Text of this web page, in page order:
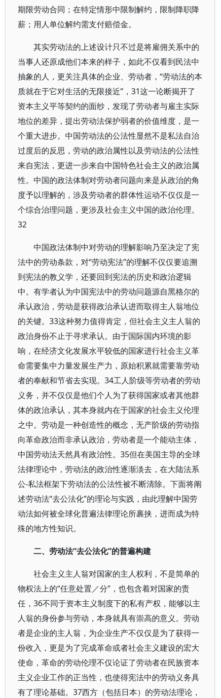
期限劳动合同；在特定情形中限制解约，限制降职降
薪；用人单位解约需支付赔偿金。
其实劳动法的上述设计只不过是将雇佣关系中的
当事人还原成他们本来的样子，如此不仅看到民法中
抽象的人，更关注具体的企业、劳动者，“劳动法的本
质就在于它对生活的无限接近”，31这一论断揭开了
资本主义平等契约的面纱，发现了劳动者与雇主实际
地位的差异，提出劳动法保护弱者的价值维度，是一
个重大进步。中国劳动法的公法性显然不是私法自治
过度后的反思，劳动的政治属性以及劳动法的公法性
来自宪法，更进一步来自中国特色社会主义的政治属
性。中国的政法体制对劳动者问题向来是从政治的角
度予以理解的，涉及劳动者的群体性运动不仅仅是一
个综合治理问题，更涉及社会主义中国的政治伦理。
32
中国政法体制中对劳动的理解影响乃至决定了宪
法中的劳动条款，对“劳动宪法”的理解不仅仅要追溯
到宪法的教义学，还要回到宪法的历史和政治逻辑
中。有学者认为中国宪法中的劳动问题源自黑格尔的
承认政治，劳动是获得政治承认进而取得主人翁地位
的关键。33这种努力值得肯定，但社会主义主人翁的
政治身份不止于寻求承认。由于国际国内环境的影
响，在经济文化发展水平较低的国家进行社会主义革
命需要集中力量发展生产力，原始积累就需要靠劳动
者的奉献和节省去实现。34工人阶级等劳动者的劳动
义务，并不仅仅是他们个人为了获得国家或者其他群
体的政治承认，其本身就内在于国家的社会主义伦理
之中。劳动是一种创造性的概念，无产阶级的劳动指
向革命政治而非承认政治，劳动者是一个能动主体，
中国劳动法天然具有政治性。35但在美国主导的全球
法律理论中，劳动法的政治性逐渐淡去，在大陆法系
公-私法框架下劳动法的公法性被不断清除。下面将阐
述劳动法“去公法化”的理论与实践，由此理解中国劳
动法如何被全球化普遍法律理论所裹挟，进而成为特
殊的地方性知识。
二、劳动法“去公法化”的普遍构建
社会主义主人翁对国家的主人权利，不是简单的
物权法上的“任意处置／分”，也包含着对国家的责
任，36不同于资本主义制度下的私有产权，能够以主
人翁的身份参与劳动，本身就具有崇高的意义。劳动
者是企业的主人翁，为企业生产不仅仅是为了获得一
份收入，更是为了完成革命或者社会主义建设的宏大
使命，革命的劳动伦理不仅论证了劳动者在民族资本
主义企业工作的正当性，也使得宪法中的劳动义务具
有了理论基础。37西方（包括日本）的劳动法理论，